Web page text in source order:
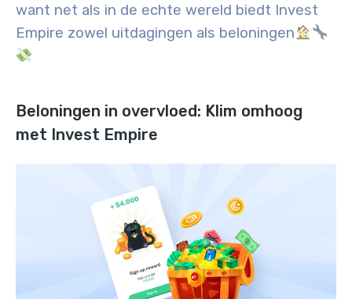
want net als in de echte wereld biedt Invest
Empire zowel uitdagingen als beloningen
Beloningen in overvloed: Klim omhoog
met Invest Empire